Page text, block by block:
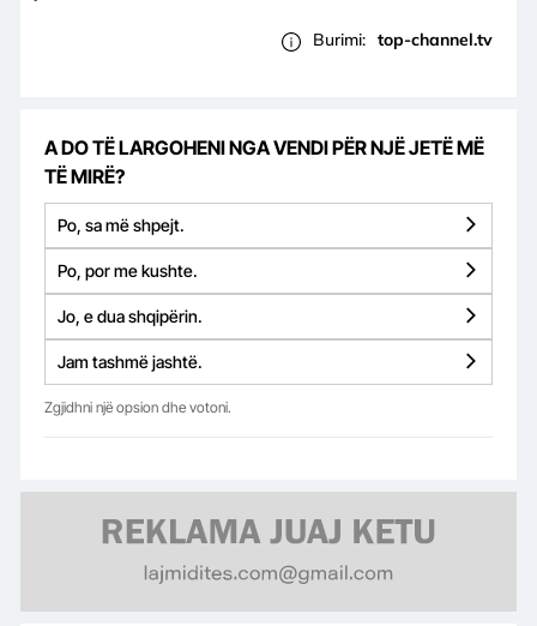
Burimi: top-channel.tv
A DO TË LARGOHENI NGA VENDI PËR NJË JETË MË
TË MIRË?
Po, sa më shpejt.
Po, por me kushte.
Jo, e dua shqipërin.
Jam tashmë jashtë.
Zgjidhni një opsion dhe votoni.